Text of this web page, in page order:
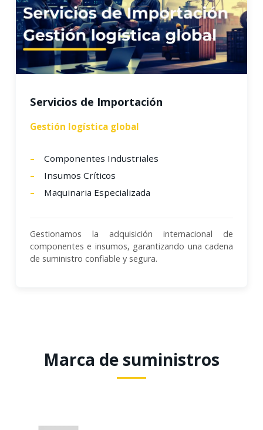
Servicios de Importación
Gestión logística global
Componentes Industriales
Insumos Críticos
Maquinaria Especializada
Gestionamos la adquisición internacional de
componentes e insumos, garantizando una cadena
de suministro confiable y segura.
Marca de suministros